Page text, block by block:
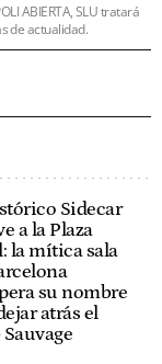
ABIERTA, SLU tratará
de actualidad.
Sidecar
a la Plaza
la mítica sala
su nombre
atrás el